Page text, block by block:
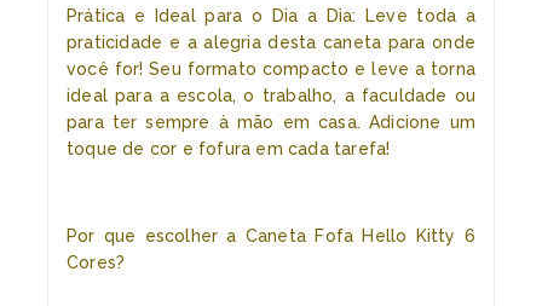
Prática e Ideal para o Dia a Dia: Leve toda a
praticidade e a alegria desta caneta para onde
você for! Seu formato compacto e leve a torna
ideal para a escola, o trabalho, a faculdade ou
para ter sempre à mão em casa. Adicione um
toque de cor e fofura em cada tarefa!
Por que escolher a Caneta Fofa Hello Kitty 6
Cores?